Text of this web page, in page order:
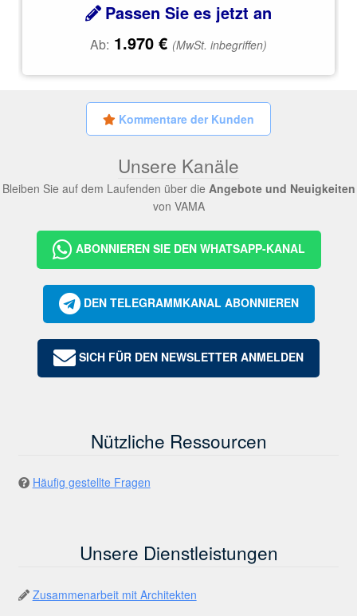
Passen Sie es jetzt an
Ab: 1.970 € (MwSt. inbegriffen)
Kommentare der Kunden
Unsere Kanäle
Bleiben Sie auf dem Laufenden über die Angebote und Neuigkeiten
von VAMA
ABONNIEREN SIE DEN WHATSAPP-KANAL
DEN TELEGRAMMKANAL ABONNIEREN
SICH FÜR DEN NEWSLETTER ANMELDEN
Nützliche Ressourcen
Häufig gestellte Fragen
Unsere Dienstleistungen
Zusammenarbeit mit Architekten